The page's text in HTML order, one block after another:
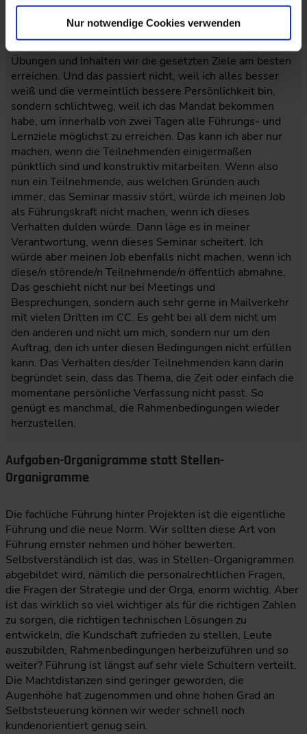
Nur notwendige Cookies verwenden
Arbeitsvertrag mit deinem Unternehmen und doch bin ich
zwei Tage lang Leiter des Seminars, bestimme darüber,
Übungen und Inhalten wir die gesetzten Ziele am besten
erreichen. Und das passiert nicht, weil ich alles besser
weiß und die vermeintlich bessere Persönlichkeit bin,
sondern schlichtweg, weil ich das Mandat bekommen
habe, um innerhalb von zwei Tagen alle Führungs- und
Lernziele möglichst zu erreichen. Das kann ich aber nur
machen, wenn die Teilnehmenden einigermaßen
pünktlich sind und konstruktiv mitarbeiten. Wenn also
nun ein Teilnehmende, aus welchen Gründen auch
immer, das Seminar massiv stört, würde ich meinen Job
als Führungskraft nicht machen, wenn ich dieses
Verhalten dulden würde. Dann läge es in meiner
Verantwortung, wenn dieses Seminar scheitert. Ich
würde aber meinen Job ebenfalls nicht machen, wenn ich
diese/n störende/n Teilnehmende/n öffentlich abmahne.
Das geschieht nicht nur bei Meetings und
Besprechungen, sondern auch sehr gerne in Mailverkehr
mit vielen Dritten im CC. Es geht bei all dem nicht um
den anderen und nicht um mich, sondern nur um den
Auftrag, den ich unter diesen Bedingungen nicht erfüllen
kann. Das Verhalten des/der Teilnehmenden kann darin
begründet sein, dass das Thema, die Zeit oder einfach die
momentane persönliche Verfassung nicht passt. So
genügt es manchmal, die Rahmenbedingungen wieder
herzustellen.
Aufgaben-Organigramme statt Stellen-
Organigramme
Die fachliche Führung hinter Projekten ist die eigentliche
Führung und die neue Norm. Wir sollten diese Art von
Führung ernster nehmen und höher bewerten.
Selbstverständlich ist das, was in Stellen-Organigrammen
abgebildet wird, nämlich die personalrechtlichen Fragen,
die Fragen der Strategie und der Orga, enorm wichtig. Aber
ist das wirklich so viel wichtiger als für die richtigen Zahlen
zu sorgen, die richtigen technischen Lösungen zu
entwickeln, die Kundschaft zufrieden zu stellen, Leute
auszubilden, Rahmenbedingungen herbeizuführen und so
weiter? Führung ist längst auf sehr viele Schultern verteilt.
Die Machtdistanzen sind geringer geworden, die
Augenhöhe hat zugenommen und ohne hohen Grad an
Selbststeuerung können wir weder schnell noch
kundenorientiert genug sein.